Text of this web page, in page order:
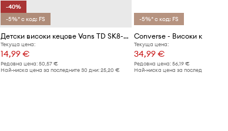
-40%
-5%* с код: FS
Детски високи кецове Vans TD SK8-Hi Zip
Текуща цена:
14,99 €
Редовна цена:50,57 €
Най-ниска цена за последните 30 дни:25,20 €
-5%* с код: FS
Converse - Високи кецове
Текуща цена:
34,99 €
Редовна цена: 56,19 €
Най-ниска цена за последните 30